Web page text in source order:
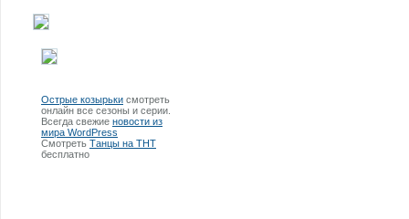
Острые козырьки смотреть
онлайн все сезоны и серии.
Всегда свежие новости из
мира WordPress
Смотреть Танцы на ТНТ
бесплатно